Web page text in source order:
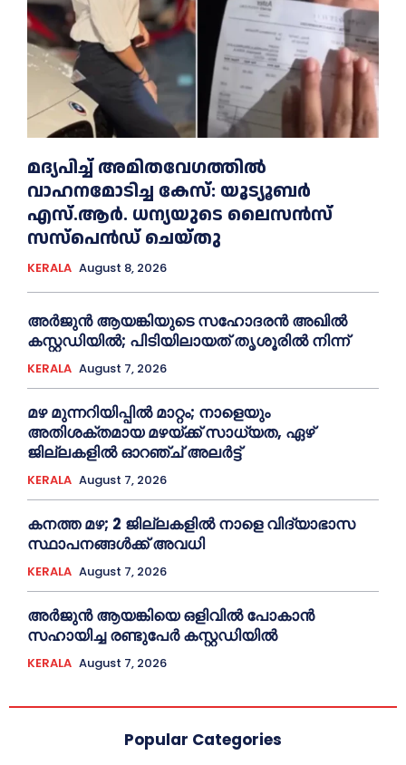
മദ്യപിച്ച് അമിതവേഗത്തിൽ
വാഹനമോടിച്ച കേസ്: യൂട്യൂബർ
എസ്.ആർ. ധന്യയുടെ ലൈസൻസ്
സസ്‌പെൻഡ് ചെയ്തു
KERALA August 8, 2026
അര്‍ജുന്‍ ആയങ്കിയുടെ സഹോദരന്‍ അഖില്‍
കസ്റ്റഡിയില്‍; പിടിയിലായത് തൃശൂരില്‍ നിന്ന്
KERALA August 7, 2026
മഴ മുന്നറിയിപ്പിൽ മാറ്റം; നാളെയും
അതിശക്തമായ മഴയ്ക്ക് സാധ്യത, ഏഴ്
ജില്ലകളിൽ ഓറഞ്ച് അലർട്ട്
KERALA August 7, 2026
കനത്ത മഴ; 2 ജില്ലകളില്‍ നാളെ വിദ്യാഭാസ
സ്ഥാപനങ്ങള്‍ക്ക് അവധി
KERALA August 7, 2026
അര്‍ജുന്‍ ആയങ്കിയെ ഒളിവില്‍ പോകാന്‍
സഹായിച്ച രണ്ടുപേര്‍ കസ്റ്റഡിയില്‍
KERALA August 7, 2026
Popular Categories